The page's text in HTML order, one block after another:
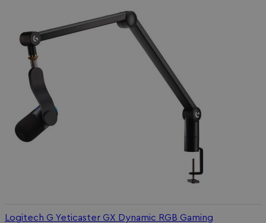
Logitech G Yeticaster GX Dynamic RGB Gaming